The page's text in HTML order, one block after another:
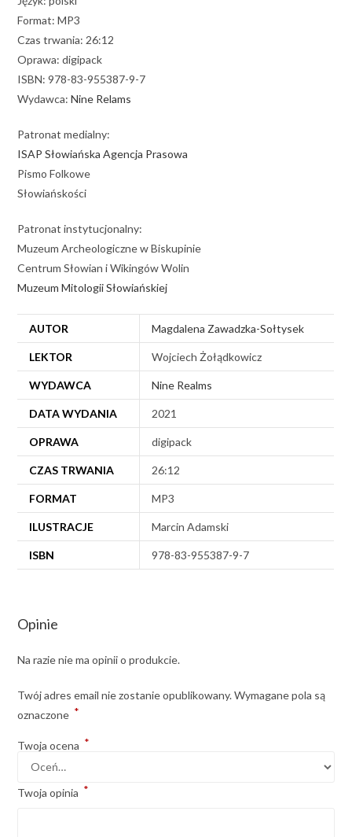
Format: MP3
Czas trwania: 26:12
Oprawa: digipack
ISBN: 978-83-955387-9-7
Wydawca:Nine Relams
Patronat medialny:
ISAP Słowiańska Agencja Prasowa
Pismo Folkowe
Słowiańskości
Patronat instytucjonalny:
Muzeum Archeologiczne w Biskupinie
Centrum Słowian i Wikingów Wolin
Muzeum Mitologii Słowiańskiej
AUTOR Magdalena Zawadzka-Sołtysek
LEKTOR Wojciech Żołądkowicz
WYDAWCA Nine Realms
DATA WYDANIA 2021
OPRAWA digipack
CZAS TRWANIA 26:12
FORMAT MP3
ILUSTRACJE Marcin Adamski
ISBN 978-83-955387-9-7
Opinie
Na razie nie ma opinii o produkcie.
Twój adres email nie zostanie opublikowany. Wymagane pola są
oznaczone *
Twoja ocena *
Twoja opinia *